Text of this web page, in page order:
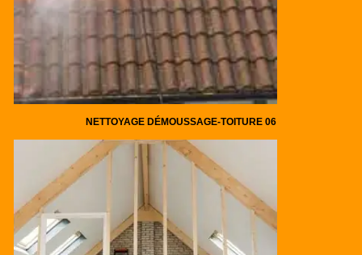
NETTOYAGE DÉMOUSSAGE-TOITURE 06